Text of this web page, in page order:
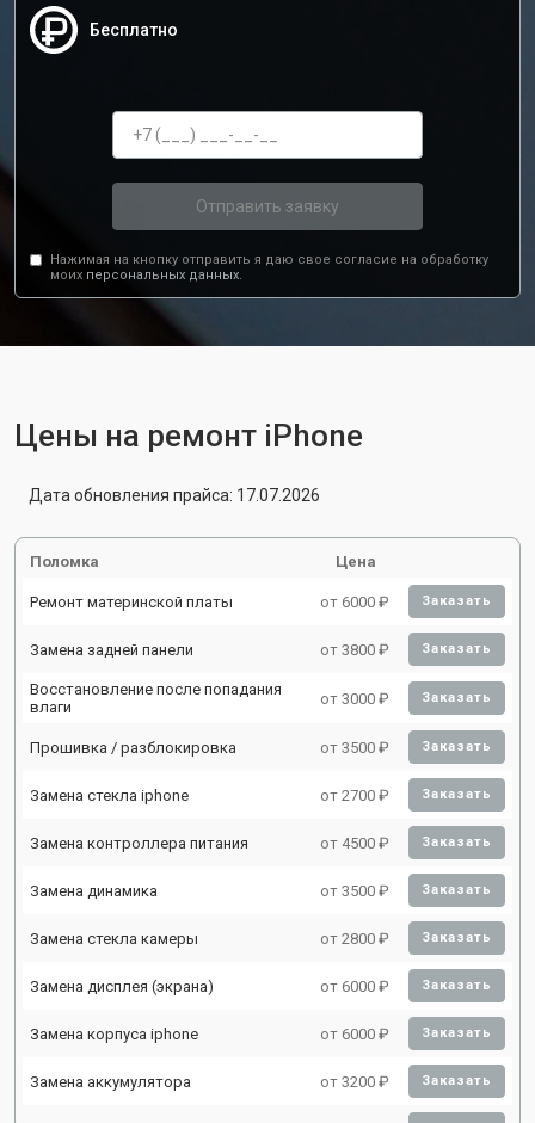
Бесплатно
Отправить заявку
Нажимая на кнопку отправить я даю свое согласие на обработку
моих персональных данных.
Цены на ремонт iPhone
Дата обновления прайса: 17.07.2026
Поломка Цена
Ремонт материнской платы от 6000 ₽ Заказать
Замена задней панели от 3800 ₽ Заказать
Восстановление после попадания
влаги
от 3000 ₽ Заказать
Прошивка / разблокировка от 3500 ₽ Заказать
Замена стекла iphone от 2700 ₽ Заказать
Замена контроллера питания от 4500 ₽ Заказать
Замена динамика от 3500 ₽ Заказать
Замена стекла камеры от 2800 ₽ Заказать
Замена дисплея (экрана) от 6000 ₽ Заказать
Замена корпуса iphone от 6000 ₽ Заказать
Замена аккумулятора от 3200 ₽ Заказать